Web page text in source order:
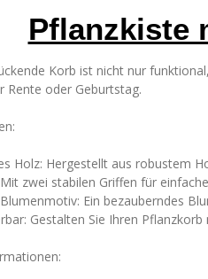
Pflanzkiste
Korb ist nicht nur
Rente oder Geburtstag.
Holz: Hergestellt aus robustem
zwei stabilen Griffen für
Ein bezauberndes
Gestalten Sie Ihren